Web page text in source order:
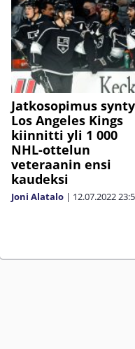
Jatkosopimus
Los Angeles Kings
kiinnitti yli 1 000
NHL-ottelun
veteraanin ensi
kaudeksi
Joni Alatalo | 12.07.2022